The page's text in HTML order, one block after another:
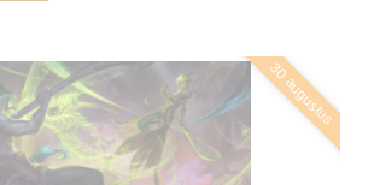
30 augustus